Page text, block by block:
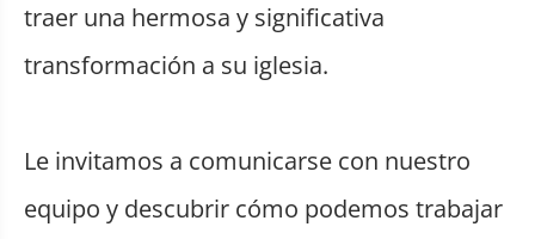
traer una hermosa y significativa
transformación a su iglesia.
Le invitamos a comunicarse con nuestro
equipo y descubrir cómo podemos trabajar